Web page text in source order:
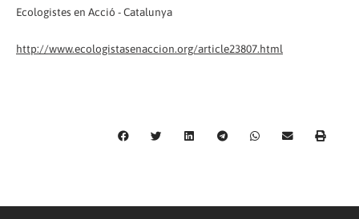
Ecologistes en Acció - Catalunya
http://www.ecologistasenaccion.org/article23807.html